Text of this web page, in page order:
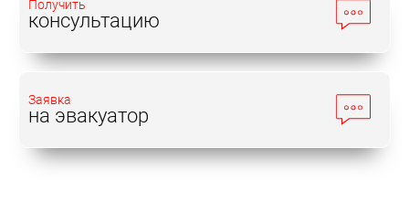
Получить
консультацию
Заявка
на эвакуатор